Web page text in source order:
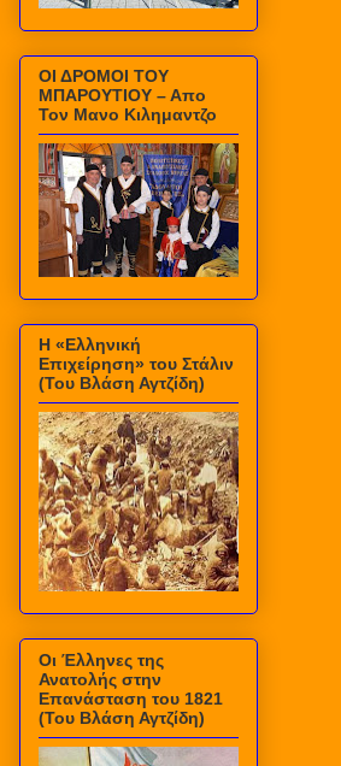
ΟΙ ΔΡΟΜΟΙ ΤΟΥ
ΜΠΑΡΟΥΤΙΟΥ – Απο
Τον Μανο Κιλημαντζο
Η «Ελληνική
Επιχείρηση» του Στάλιν
(Του Βλάση Αγτζίδη)
Οι Έλληνες της
Ανατολής στην
Επανάσταση του 1821
(Του Βλάση Αγτζίδη)